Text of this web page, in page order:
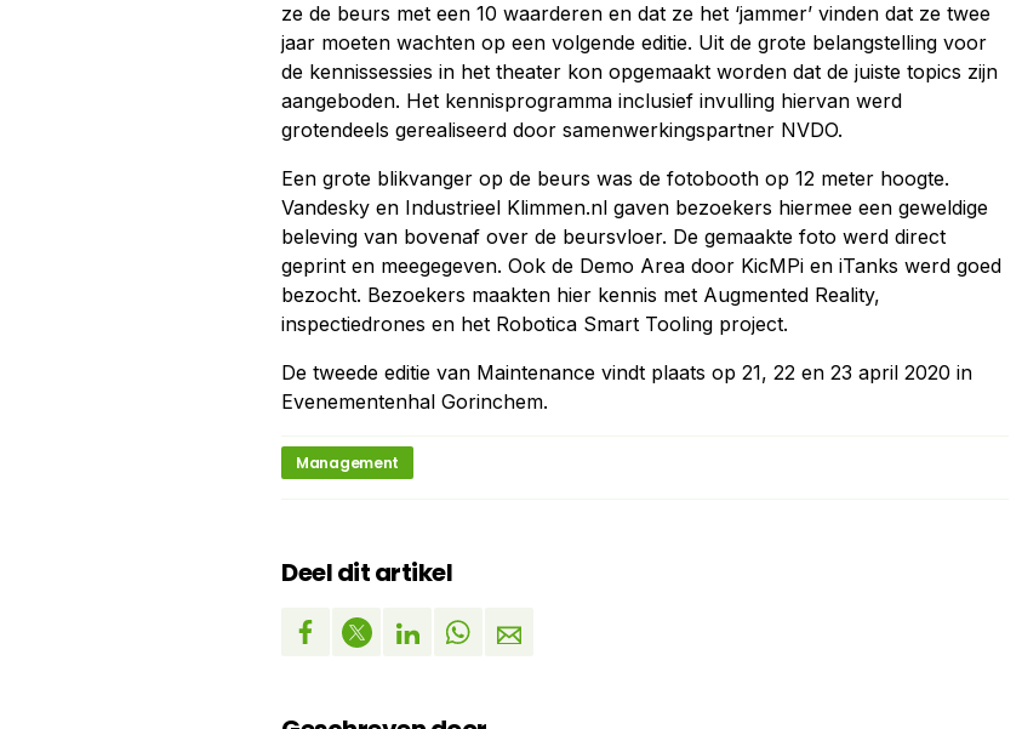
ze de beurs met een 10 waarderen en dat ze het ‘jammer’ vinden dat ze twee
jaar moeten wachten op een volgende editie. Uit de grote belangstelling voor
de kennissessies in het theater kon opgemaakt worden dat de juiste topics zijn
aangeboden. Het kennisprogramma inclusief invulling hiervan werd
grotendeels gerealiseerd door samenwerkingspartner NVDO.
Een grote blikvanger op de beurs was de fotobooth op 12 meter hoogte.
Vandesky en Industrieel Klimmen.nl gaven bezoekers hiermee een geweldige
beleving van bovenaf over de beursvloer. De gemaakte foto werd direct
geprint en meegegeven. Ook de Demo Area door KicMPi en iTanks werd goed
bezocht. Bezoekers maakten hier kennis met Augmented Reality,
inspectiedrones en het Robotica Smart Tooling project.
De tweede editie van Maintenance vindt plaats op 21, 22 en 23 april 2020 in
Evenementenhal Gorinchem.
Management
Deel dit artikel